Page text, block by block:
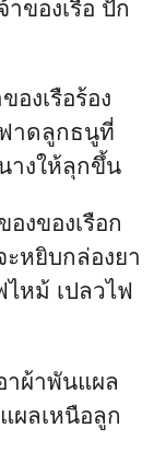
ของเรือ ปัก
องเรือร้อง
าดลูกธนูที่
างให้ลุกขึ้น
งของเรือก
ะหยิบกล่องยา
หม้ เปลวไฟ
าผ้าพันแผล
ผลเหนือลูก